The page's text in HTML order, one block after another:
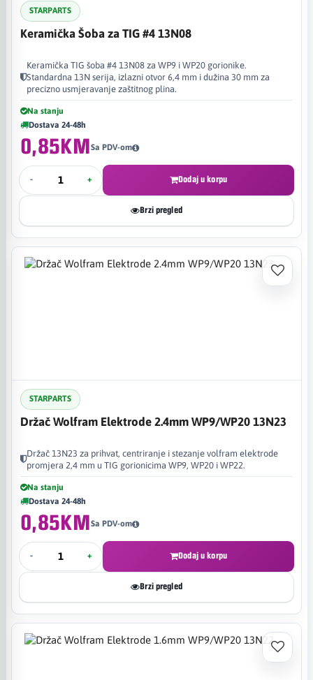
STARPARTS
Keramička Šoba za TIG #4 13N08
Keramička TIG šoba #4 13N08 za WP9 i WP20 gorionike.
Standardna 13N serija, izlazni otvor 6,4 mm i dužina 30 mm za
precizno usmjeravanje zaštitnog plina.
Na stanju
Dostava 24-48h
0,85KMSa PDV-om
- + Dodaj u korpu
Brzi pregled
STARPARTS
Držač Wolfram Elektrode 2.4mm WP9/WP20 13N23
Držač 13N23 za prihvat, centriranje i stezanje volfram elektrode
promjera 2,4 mm u TIG gorionicima WP9, WP20 i WP22.
Na stanju
Dostava 24-48h
0,85KMSa PDV-om
- + Dodaj u korpu
Brzi pregled